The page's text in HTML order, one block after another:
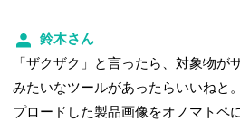
鈴木さん
「ザクザク」と言ったら、対象物が
みたいなツールがあったらいいねと
プロードした製品画像をオノマトペ